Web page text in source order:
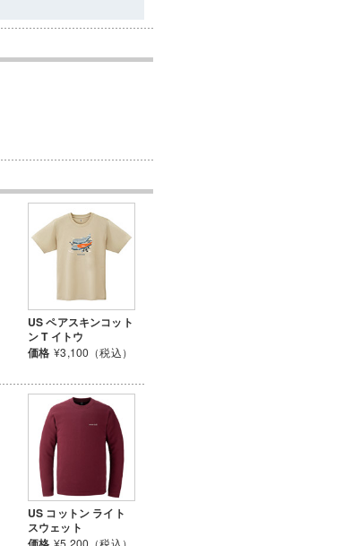
US ペアスキンコット
ン T イトウ
価格 ¥3,100（税込）
US コットン ライト
スウェット
¥5,200（税込）